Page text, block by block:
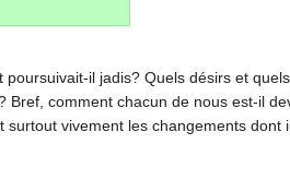
il jadis? Quels désirs et
comment chacun de nous est-il
vivement les changements dont